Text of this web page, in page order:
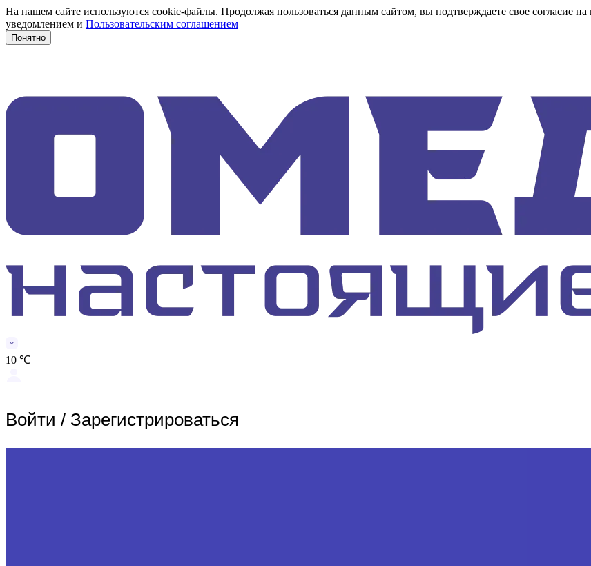
На нашем сайте используются cookie-файлы. Продолжая пользоваться данным сайтом, вы подтверждаете свое согласие
уведомлением и Пользовательским соглашением
Понятно
10 ℃
Войти / Зарегистрироваться